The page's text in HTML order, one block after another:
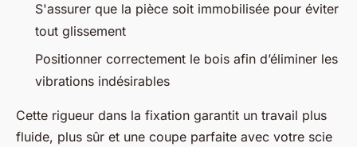
S'assurer que la pièce soit immobilisée pour éviter
tout glissement
Positionner correctement le bois afin d’éliminer les
vibrations indésirables
Cette rigueur dans la fixation garantit un travail plus
fluide, plus sûr et une coupe parfaite avec votre scie